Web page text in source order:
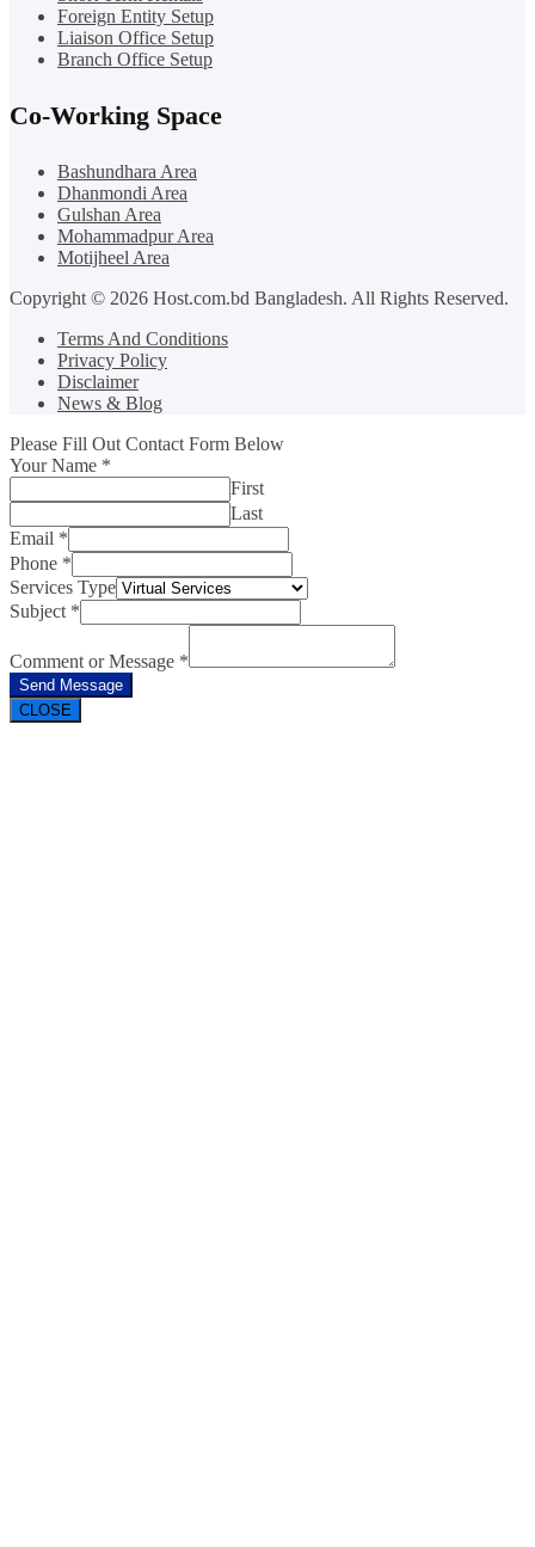
Foreign Entity Setup
Liaison Office Setup
Branch Office Setup
Co-Working Space
Bashundhara Area
Dhanmondi Area
Gulshan Area
Mohammadpur Area
Motijheel Area
Copyright © 2026 Host.com.bd Bangladesh. All Rights Reserved.
Terms And Conditions
Privacy Policy
Disclaimer
News & Blog
Please Fill Out Contact Form Below
Your Name *
First
Last
Email *
Phone *
Services Type
Subject *
Comment or Message *
Send Message
CLOSE